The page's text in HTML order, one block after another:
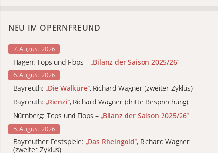
NEU IM OPERNFREUND
7. August 2026
Hagen: Tops und Flops – „Bilanz der Saison 2025/26“
6. August 2026
Bayreuth: „Die Walküre“, Richard Wagner (zweiter Zyklus)
Bayreuth: „Rienzi“, Richard Wagner (dritte Besprechung)
Nürnberg: Tops und Flops – „Bilanz der Saison 2025/26“
5. August 2026
Bayreuther Festspiele: „Das Rheingold“, Richard Wagner
(zweiter Zyklus)